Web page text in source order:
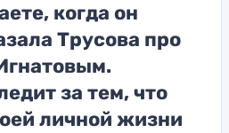
когда он
Трусова про
за тем, что
личной жизни